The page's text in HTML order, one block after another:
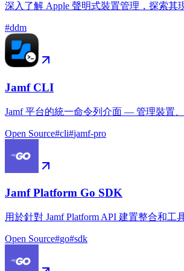
深入了解 Apple 聲明式裝置管理，探索其
#ddm
Jamf CLI
Jamf 平台的統一命令列介面 — 管理裝置
Open Source#cli#jamf-pro
Jamf Platform Go SDK
用於針對 Jamf Platform API 建置整合和工
Open Source#go#sdk